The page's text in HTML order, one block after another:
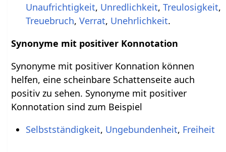
Unaufrichtigkeit, Unredlichkeit, Treulosigkeit,
Treuebruch, Verrat, Unehrlichkeit.
Synonyme mit positiver Konnotation
Synonyme mit positiver Konnation können
helfen, eine scheinbare Schattenseite auch
positiv zu sehen. Synonyme mit positiver
Konnotation sind zum Beispiel
Selbstständigkeit, Ungebundenheit, Freiheit